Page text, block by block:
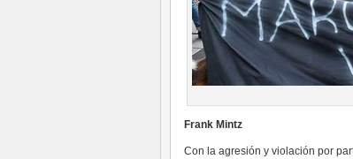
Frank Mintz
Con la agresión y violación por